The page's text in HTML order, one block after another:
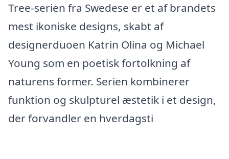
Tree-serien fra Swedese er et af brandets
mest ikoniske designs, skabt af
designerduoen Katrin Olina og Michael
Young som en poetisk fortolkning af
naturens former. Serien kombinerer
funktion og skulpturel æstetik i et design,
der forvandler en hverdagsti